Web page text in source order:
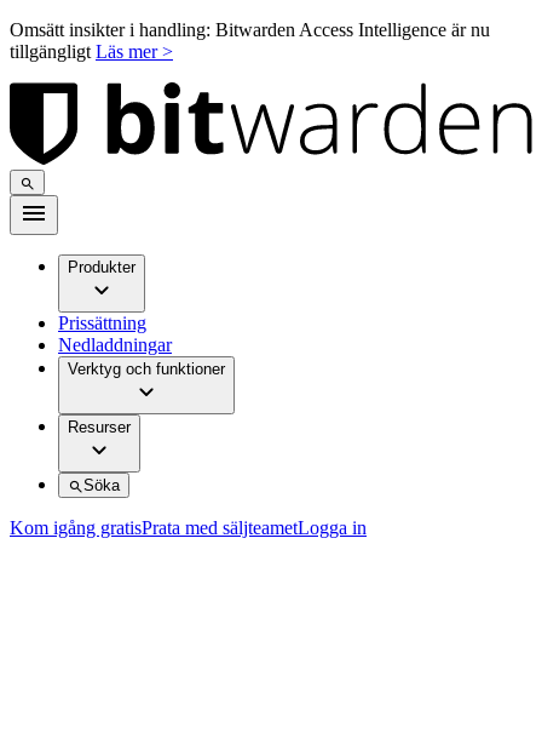
Omsätt insikter i handling: Bitwarden Access Intelligence är nu
tillgängligt Läs mer >
Produkter
Prissättning
Nedladdningar
Verktyg och funktioner
Resurser
Söka
Kom igång gratisPrata med säljteametLogga in